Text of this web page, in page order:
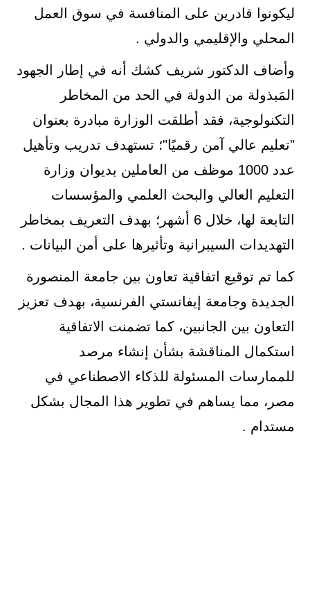
ليكونوا قادرين على المنافسة في سوق العمل
المحلي والإقليمي والدولي .
وأضاف الدكتور شريف كشك أنه في إطار الجهود
المَبذولة من الدولة في الحد من المخاطر
التكنولوجية، فقد أطلقت الوزارة مبادرة بعنوان
"تعليم عالي آمن رقميًا"؛ تستهدف تدريب وتأهيل
عدد 1000 موظف من العاملين بديوان وزارة
التعليم العالي والبحث العلمي والمؤسسات
التابعة لها، خلال 6 أشهر؛ بهدف التعريف بمخاطر
التهديدات السيبرانية وتأثيرها على أمن البيانات .
كما تم توقيع اتفاقية تعاون بين جامعة المنصورة
الجديدة وجامعة إيفانستي الفرنسية، بهدف تعزيز
التعاون بين الجانبين، كما تضمنت الاتفاقية
استكمال المناقشة بشأن إنشاء مرصد
للممارسات المسئولة للذكاء الاصطناعي في
مصر، مما يساهم في تطوير هذا المجال بشكل
مستدام .